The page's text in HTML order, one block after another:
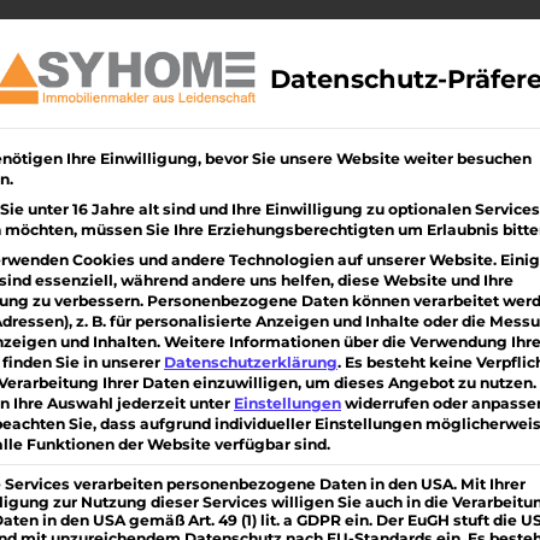
Über uns Immobilien
ja gesagt um 9.30!
Datenschutz-
Ihre Einwilligung, bevor Sie unsere Website weiter besuchen
unter 16 Jahre alt sind und Ihre Einwilligung zu optionalen Services
möchten, müssen Sie Ihre Erziehungsberechtigten um Erlaubnis
Cookies und andere Technologien auf unserer Website.
essenziell, während andere uns helfen, diese Website und Ihre
zu verbessern. Personenbezogene Daten können verarbeitet
z. B. für personalisierte Anzeigen und Inhalte oder die
und Inhalten. Weitere Informationen über die Verwendung
Sie in unserer Datenschutzerklärung. Es besteht keine
Ihrer Daten einzuwilligen, um dieses Angebot zu nutzen.
Ihre Auswahl jederzeit unter Einstellungen widerrufen oder
Sie, dass aufgrund individueller Einstellungen
Funktionen der Website verfügbar sind.
Services verarbeiten personenbezogene Daten in den USA. Mit Ihrer
zur Nutzung dieser Services willigen Sie auch in die
in den USA gemäß Art. 49 (1) lit. a GDPR ein. Der EuGH stuft die